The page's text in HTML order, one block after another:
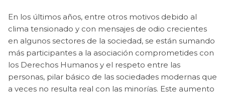
En los últimos años, entre otros motivos debido al
clima tensionado y con mensajes de odio crecientes
en algunos sectores de la sociedad, se están sumando
más participantes a la asociación comprometides con
los Derechos Humanos y el respeto entre las
personas, pilar básico de las sociedades modernas que
a veces no resulta real con las minorías. Este aumento